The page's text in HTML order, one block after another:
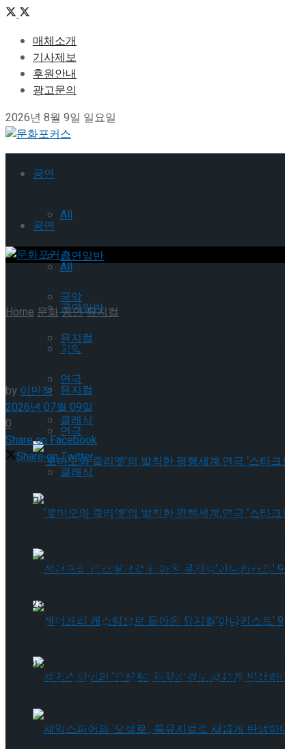
매체소개
기사제보
후원안내
광고문의
2026년 8월 9일 일요일
공연
All
공연일반
국악
뮤지컬
연극
클래식
‘로미오와 줄리엣’의 발칙한 평행세계,연극 ‘
젠더프리 캐스팅으로 돌아온 뮤지컬’아나키
셰익스피어의 ‘오셀로’, 록뮤지컬로 새롭게
공연
All
공연일반
국악
뮤지컬
연극
클래식
‘로미오와 줄리엣’의 발칙한 평행세계,연극 ‘
젠더프리 캐스팅으로 돌아온 뮤지컬’아나키
Home문화공연뮤지컬
화제의 SF 장편소설이 뮤지
by이민정
2026년 07월 09일
0
Share on Facebook
Share on Twitter
연극 ‘미러’, ‘빵야’, ‘헤르츠클란’, 뮤지컬 ‘조선의 복서’,
소식을 공개하며, 올여름 또 한 번 관객들에게 특별한 감동
오는 8월 18일부터 11월 8일까지 링크더스페이스 1관에
된 리딩 쇼케이스에서 독창적인 세계관과 감각적인 음악
은 2023년 문윤성 SF 문학상과 박지리문학상을 동시에
이브』를 원작으로 한다. 단요 작가 특유의 신선한 소재
원작의 이야기들을 무대 위에 구현해낼 창작진의 조합 역
‘렛미플라이’, ‘랭보’, ‘빨래’ 등 다수의 웰메이드 작품에
뮤지컬 ‘다이브’ 의 다채로운 캐스트가 만들어낼 새로운